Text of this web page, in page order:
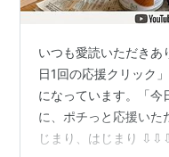
いつも愛読いただきあ
日1回の応援クリック
になっています。「今
に、ポチっと応援い
じまり、はじまり